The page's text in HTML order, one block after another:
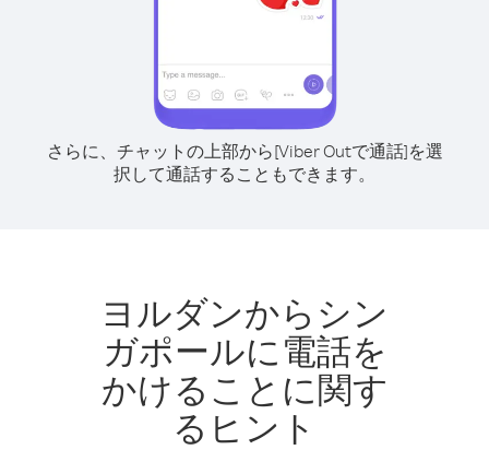
さらに、チャットの上部から[Viber Outで通話]を選
択して通話することもできます。
ヨルダンからシン
ガポールに電話を
かけることに関す
るヒント